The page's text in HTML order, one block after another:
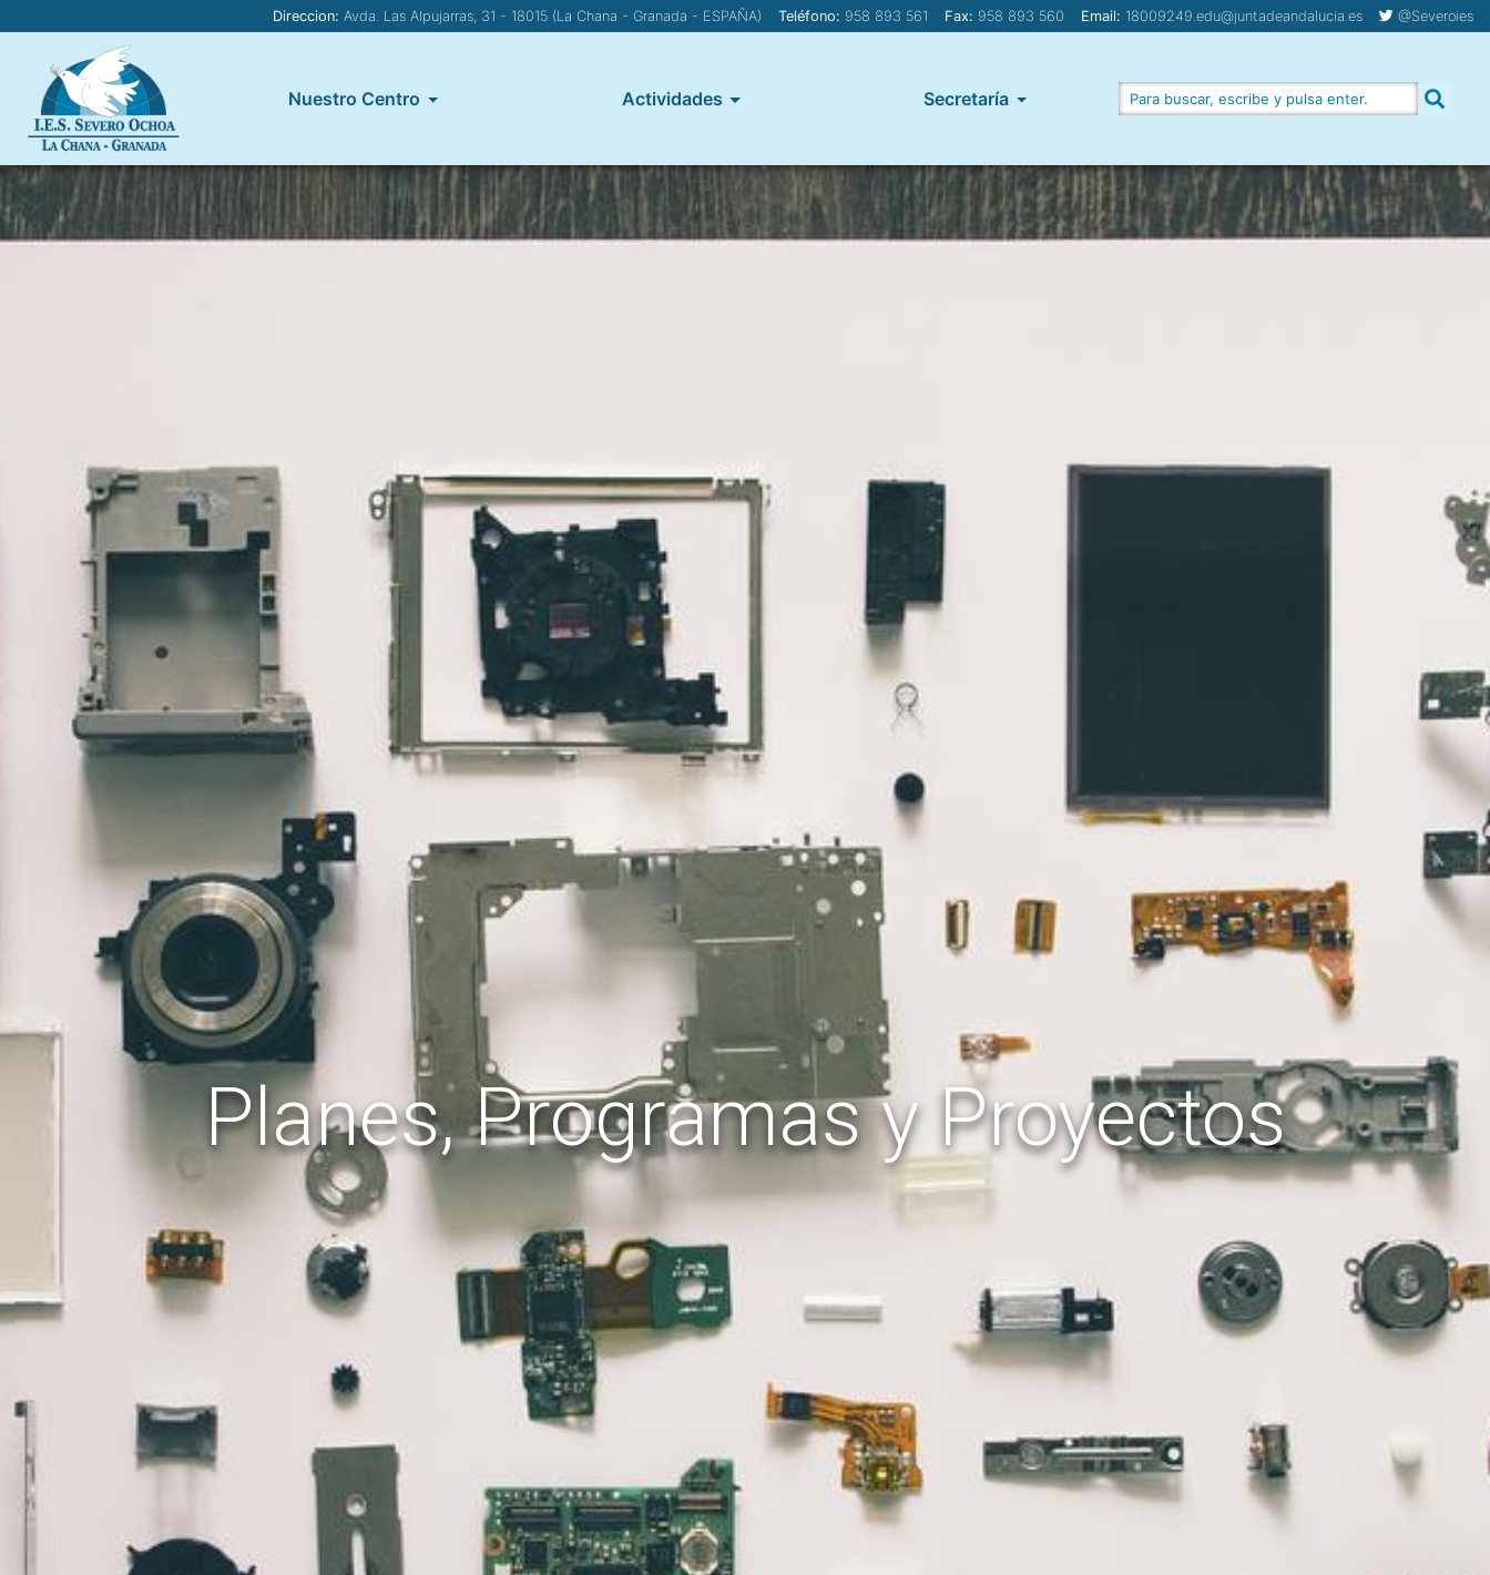
Direccion: Avda. Las Alpujarras, 31 - 18015 (La Chana - Granada - ESPAÑA) Teléfono: 958 893 561 Fax: 958 893 560 Email: 18009249.edu@juntadeandalucia.es @Severoies
Nuestro Centro Actividades Secretaría
Planes, Programas y Proyectos